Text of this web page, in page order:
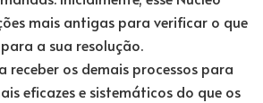
mais antigas para verificar o que
a sua resolução.
receber os demais processos para
eficazes e sistemáticos do que os